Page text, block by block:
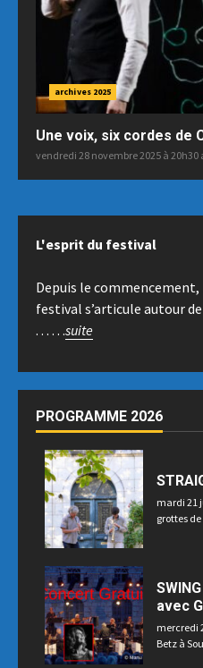
archives 2025
Une voix, six cordes de
vendredi 28 novembre 2025 à 20h30
L'esprit du festival
Depuis le
festival s’articule autour de
. . . . . .suite
PROGRAMME 2026
mardi 21
grottes
avec
mercredi
Betz à